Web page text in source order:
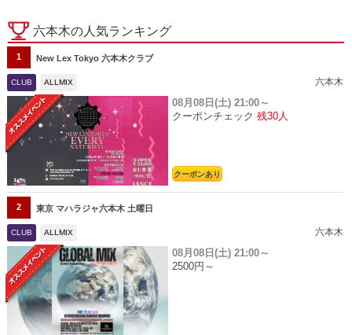
六本木の人気ランキング
1 New Lex Tokyo 六本木クラブ
CLUB ALLMIX 六本木
08月08日(土) 21:00～
クーポンチェック 残30人
クーポンあり
2 東京 マハラジャ六本木 土曜日
CLUB ALLMIX 六本木
08月08日(土) 21:00～
2500円～